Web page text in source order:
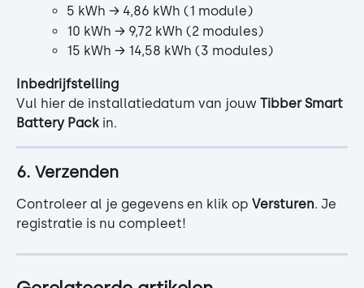
5 kWh → 4,86 kWh (1 module)
10 kWh → 9,72 kWh (2 modules)
15 kWh → 14,58 kWh (3 modules)
Inbedrijfstelling
Vul hier de installatiedatum van jouw Tibber Smart
Battery Pack in.
6. Verzenden
Controleer al je gegevens en klik op Versturen. Je
registratie is nu compleet!